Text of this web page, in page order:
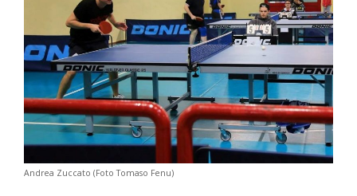
Andrea Zuccato (Foto Tomaso Fenu)